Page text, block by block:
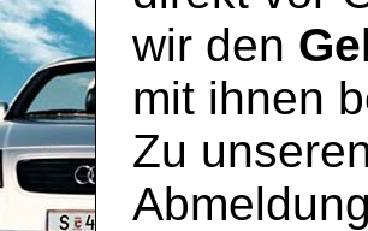
wir den
mit ihnen
Zu